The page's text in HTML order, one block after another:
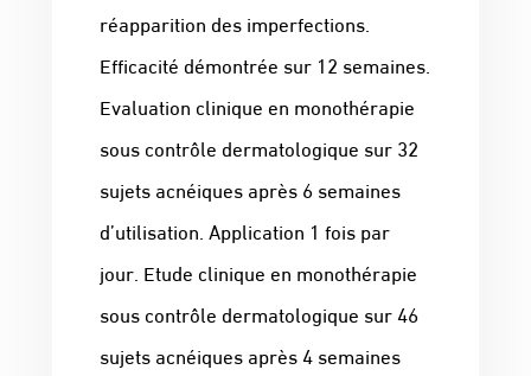
réapparition des imperfections.
Efficacité démontrée sur 12 semaines.
Evaluation clinique en monothérapie
sous contrôle dermatologique sur 32
sujets acnéiques après 6 semaines
d’utilisation. Application 1 fois par
jour. Etude clinique en monothérapie
sous contrôle dermatologique sur 46
sujets acnéiques après 4 semaines